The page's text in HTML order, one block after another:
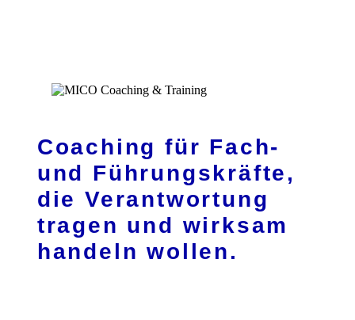
COACHINGBAUSTEINE
KOSTENLOSES
ERSTGESPRÄCH VEREINBAREN
KONTAKT
IMPRESSUM
DATENSCHUTZ
ZIELE
Coaching für Fach-
und Führungskräfte,
die Verantwortung
tragen und wirksam
handeln wollen.